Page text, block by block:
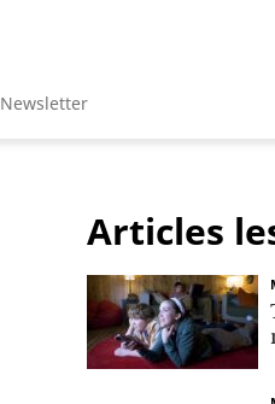
Newsletter
Articles